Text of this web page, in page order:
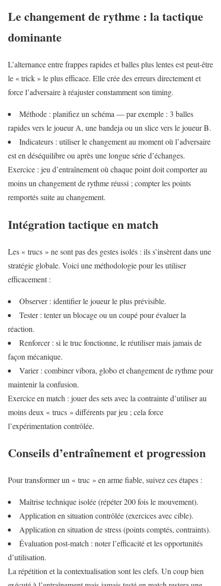
Le changement de rythme : la tactique
dominante
L’alternance entre frappes rapides et balles plus lentes est peut-être
le « trick » le plus efficace. Elle crée des erreurs directement et
force l’adversaire à réajuster constamment son timing.
Méthode : planifiez un schéma — par exemple : 3 balles
rapides vers le joueur A, une bandeja ou un slice vers le joueur B.
Indicateurs : utiliser le changement au moment où l’adversaire
est en déséquilibre ou après une longue série d’échanges.
Exercice : jeu d’entraînement où chaque point doit comporter au
moins un changement de rythme réussi ; compter les points
remportés suite au changement.
Intégration tactique en match
Les « trucs » ne sont pas des gestes isolés : ils s’insèrent dans une
stratégie globale. Voici une méthodologie pour les utiliser
efficacement :
Observer : identifier le joueur le plus prévisible.
Tester : tenter un blocage ou un coupé pour évaluer la
réaction.
Renforcer : si le truc fonctionne, le réutiliser mais jamais de
façon mécanique.
Varier : combiner vibora, globo et changement de rythme pour
maintenir la confusion.
Exercice en match : jouer des sets avec la contrainte d’utiliser au
moins deux « trucs » différents par jeu ; cela force
l’expérimentation contrôlée.
Conseils d’entraînement et progression
Pour transformer un « truc » en arme fiable, suivez ces étapes :
Maîtrise technique isolée (répéter 200 fois le mouvement).
Application en situation contrôlée (exercices avec cible).
Application en situation de stress (points comptés, contraints).
Évaluation post-match : noter l’efficacité et les opportunités
d’utilisation.
La répétition et la contextualisation sont les clefs. Un coup bien